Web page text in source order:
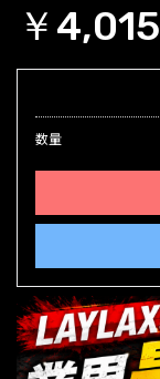
￥4,015
数量